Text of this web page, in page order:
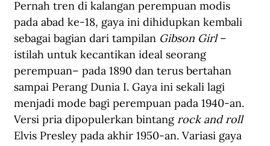
Pernah tren di kalangan perempuan modis
pada abad ke-18, gaya ini dihidupkan kembali
sebagai bagian dari tampilan Gibson Girl –
istilah untuk kecantikan ideal seorang
perempuan– pada 1890 dan terus bertahan
sampai Perang Dunia I. Gaya ini sekali lagi
menjadi mode bagi perempuan pada 1940-an.
Versi pria dipopulerkan bintang rock and roll
Elvis Presley pada akhir 1950-an. Variasi gaya